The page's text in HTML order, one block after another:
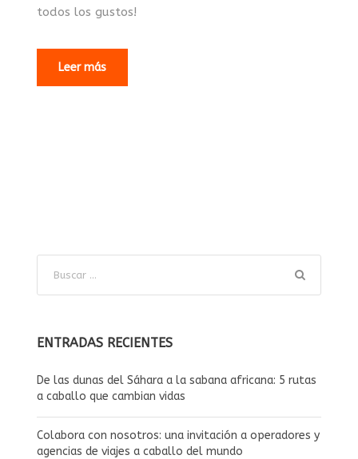
todos los gustos!
Leer más
ENTRADAS RECIENTES
De las dunas del Sáhara a la sabana africana: 5 rutas
a caballo que cambian vidas
Colabora con nosotros: una invitación a operadores y
agencias de viajes a caballo del mundo